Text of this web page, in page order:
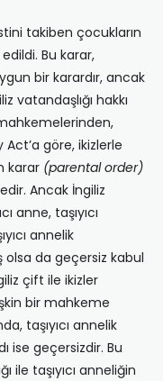
takiben çocukların
Bu karar,
bir karardır, ancak
vatandaşlığı hakkı
göre, ikizlerle
karar (parental order)
Ancak İngiliz
anne, taşıyıcı
annelik
olsa da geçersiz kabul
çift ile ikizler
bir mahkeme
taşıyıcı annelik
ise geçersizdir. Bu
ile taşıyıcı anneliğin